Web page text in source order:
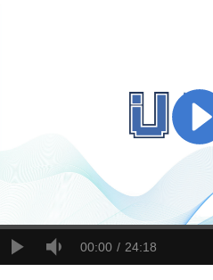
00:00 24:18